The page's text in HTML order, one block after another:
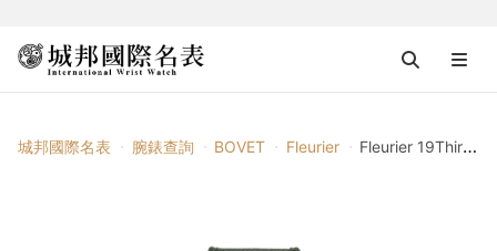
城邦國際名表 腕錶查詢 BOVET Fleurier Fleurier 19Thirty十週年特別版腕錶